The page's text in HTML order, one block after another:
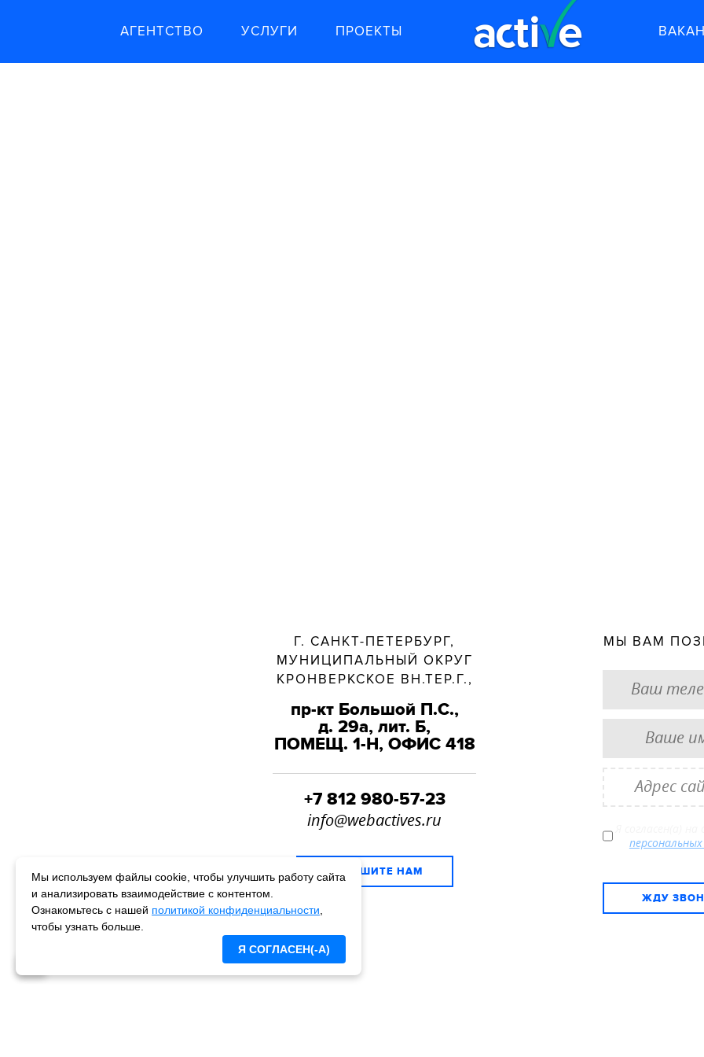
АГЕНТСТВО УСЛУГИ ПРОЕКТЫ
Г. САНКТ-ПЕТЕРБУРГ,
МУНИЦИПАЛЬНЫЙ ОКРУГ
КРОНВЕРКСКОЕ ВН.ТЕР.Г.,
пр-кт Большой П.С.,
д. 29а, лит. Б,
ПОМЕЩ. 1-Н, ОФИС 418
+7 812 980-57-23
info@webactives.ru
НАПИШИТЕ НАМ
МЫ ВАМ
ЖДУ
Мы используем файлы cookie, чтобы улучшить работу сайта
и анализировать взаимодействие с контентом.
Ознакомьтесь с нашей политикой конфиденциальности
чтобы узнать больше.
Я СОГЛАСЕН(-А)